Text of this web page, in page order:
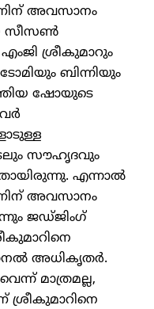
അവസാനം
സീസണ്‍
ശ്രീകുമാറും
ബിന്നിയും
ഷോയുടെ
സൗഹൃദവും
എന്നാല്‍
അവസാനം
ജഡ്ജിംഗ്
അധികൃതര്‍.
മാത്രമല്ല,